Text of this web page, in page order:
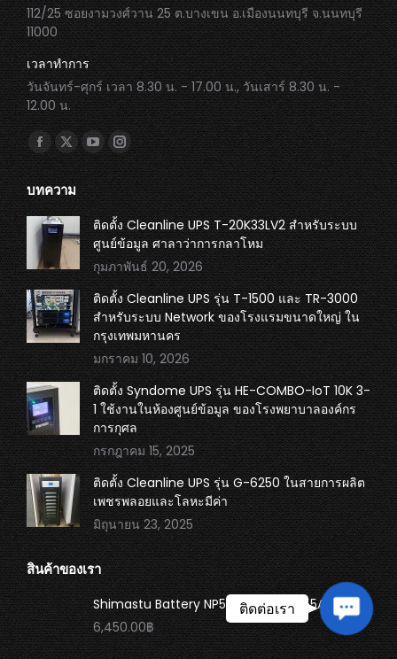
112/25 ซอยงามวงศ์วาน 25 ต.บางเขน อ.เมืองนนทบุรี จ.นนทบุรี
11000
เวลาทำการ
วันจันทร์-ศุกร์ เวลา 8.30 น. - 17.00 น., วันเสาร์ 8.30 น. -
12.00 น.
Find us on:
Facebook
page
opens
in
new
window
X
page
opens
in
new
window
YouTube
page
opens
in
new
window
Instagram
page
opens
in
new
window
บทความ
ติดตั้ง Cleanline UPS T-20K33LV2 สำหรับระบบ
ศูนย์ข้อมูล ศาลาว่าการกลาโหม
กุมภาพันธ์ 20, 2026
ติดตั้ง Cleanline UPS รุ่น T-1500 และ TR-3000
สำหรับระบบ Network ของโรงแรมขนาดใหญ่ ใน
กรุงเทพมหานคร
มกราคม 10, 2026
ติดตั้ง Syndome UPS รุ่น HE-COMBO-IoT 10K 3-
1 ใช้งานในห้องศูนย์ข้อมูล ของโรงพยาบาลองค์กร
การกุศล
กรกฎาคม 15, 2025
ติดตั้ง Cleanline UPS รุ่น G-6250 ในสายการผลิต
เพชรพลอยและโลหะมีค่า
มิถุนายน 23, 2025
สินค้าของเรา
Shimastu Battery NP55-12 พิกัด 12V 55Ah
6,450.00฿
Contact
Us
ติดต่อเรา